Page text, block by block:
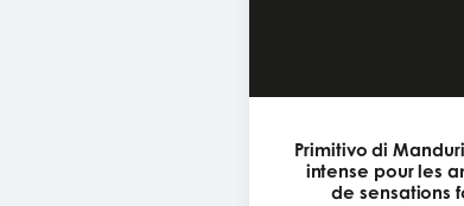
Primitivo di
intense pour les
de sensations